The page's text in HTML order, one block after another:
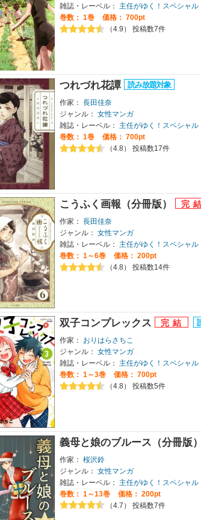
雑誌・レーベル：
主任がゆく！スペシャル
巻数： 1巻
価格： 700pt
（4.9） 投稿数7件
つれづれ花譚
作家： 長田佳奈
ジャンル： 女性マンガ
雑誌・レーベル：
主任がゆく！スペシャル
巻数： 1巻
価格： 700pt
（4.8） 投稿数17件
こうふく画報（分冊版）
作家： 長田佳奈
ジャンル： 女性マンガ
雑誌・レーベル：
主任がゆく！スペシャル
巻数： 1～6巻
価格： 200pt
（4.8） 投稿数14件
双子コンプレックス
作家：
おりはらさちこ
ジャンル： 女性マンガ
雑誌・レーベル：
主任がゆく！スペシャル
巻数： 1～3巻
価格： 700pt
（4.8） 投稿数5件
義母と娘のブルース（分冊版）
作家： 桜沢鈴
ジャンル： 女性マンガ
雑誌・レーベル：
主任がゆく！スペシャル
巻数： 1～13巻
価格： 200pt
（4.7） 投稿数7件